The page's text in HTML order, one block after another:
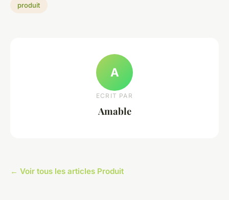
produit
A
ECRIT PAR
Amable
← Voir tous les articles Produit